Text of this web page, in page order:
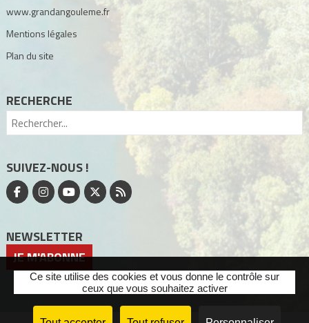
www.grandangouleme.fr
Mentions légales
Plan du site
RECHERCHE
SUIVEZ-NOUS !
NEWSLETTER
JE M'ABONNE
Ce site utilise des cookies et vous donne le contrôle sur
ceux que vous souhaitez activer